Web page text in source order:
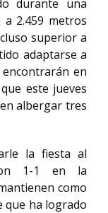
durante una
a 2.459 metros
superior a
adaptarse a
en
este jueves
albergar tres
la fiesta al
1-1 en la
como
que ha logrado